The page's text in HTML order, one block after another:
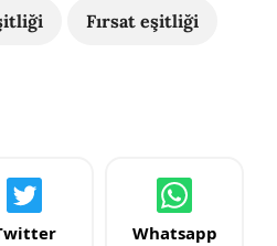
Fırsat eşitliği
Whatsapp